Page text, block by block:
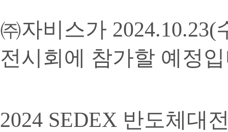
㈜자비스가
전시회에 참가할 예정
2024 SEDEX 반도체대